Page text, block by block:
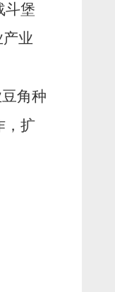
斗堡
业
角种
，扩